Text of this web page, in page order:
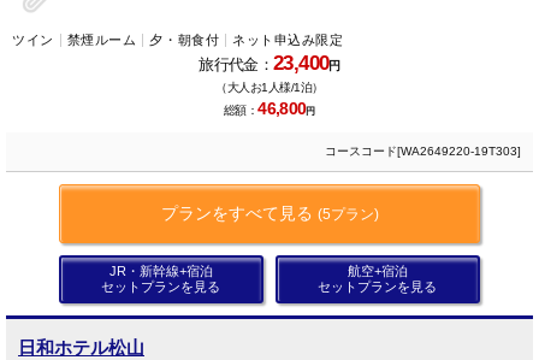
ツイン 禁煙ルーム 夕・朝食付 ネット申込み限定
旅行代金：23,400円
（大人お1人様/1泊）
総額：46,800円
コースコード[WA2649220-19T303]
プランをすべて見る (5プラン)
JR・新幹線+宿泊
セットプランを見る
航空+宿泊
セットプランを見る
日和ホテル松山